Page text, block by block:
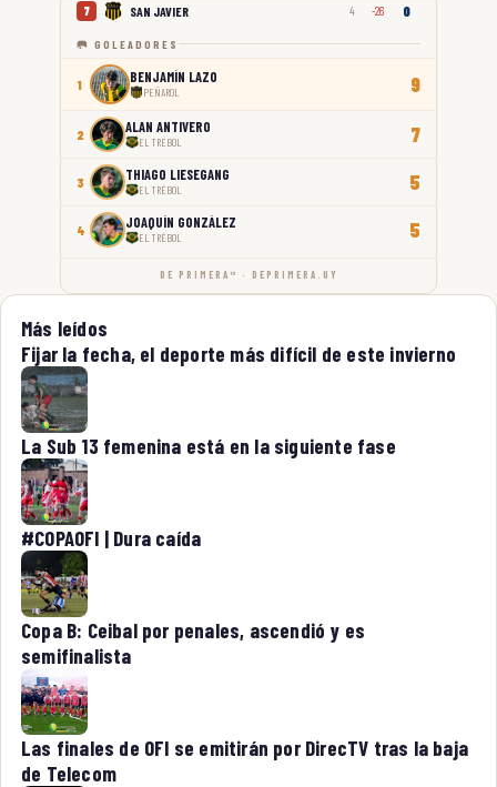
7 SAN JAVIER 4 -26 0
🥅 GOLEADORES
1 BENJAMÍN LAZO
PEÑAROL 9
2 ALAN ANTIVERO
EL TRÉBOL 7
3 THIAGO LIESEGANG
EL TRÉBOL 5
4 JOAQUÍN GONZÁLEZ
EL TRÉBOL 5
DE PRIMERA™ · DEPRIMERA.UY
Más leídos
Fijar la fecha, el deporte más difícil de este invierno
La Sub 13 femenina está en la siguiente fase
#COPAOFI | Dura caída
Copa B: Ceibal por penales, ascendió y es
semifinalista
Las finales de OFI se emitirán por DirecTV tras la baja
de Telecom